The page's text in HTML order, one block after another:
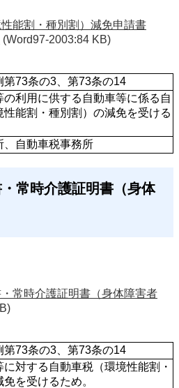
能割・種別割）減免申請書
(Word97-2003:84 KB)
第73条の3、第73条の14
の利用に供する自動車等に係る自
性能割・種別割）の減免を受ける
、自動車税事務所
常時介護証明書（身体
常時介護証明書（身体障害者
第73条の3、第73条の14
対する自動車税（環境性能割・
を受けるため。